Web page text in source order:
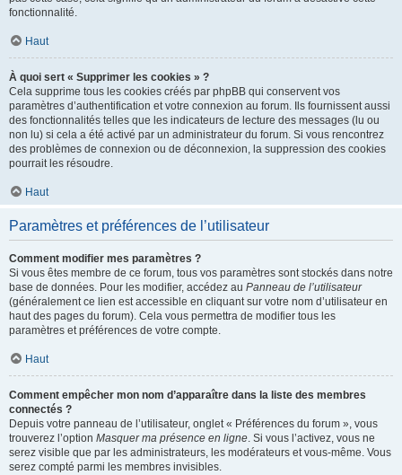
fonctionnalité.
Haut
À quoi sert « Supprimer les cookies » ?
Cela supprime tous les cookies créés par phpBB qui conservent vos
paramètres d’authentification et votre connexion au forum. Ils fournissent aussi
des fonctionnalités telles que les indicateurs de lecture des messages (lu ou
non lu) si cela a été activé par un administrateur du forum. Si vous rencontrez
des problèmes de connexion ou de déconnexion, la suppression des cookies
pourrait les résoudre.
Haut
Paramètres et préférences de l’utilisateur
Comment modifier mes paramètres ?
Si vous êtes membre de ce forum, tous vos paramètres sont stockés dans notre
base de données. Pour les modifier, accédez au Panneau de l’utilisateur
(généralement ce lien est accessible en cliquant sur votre nom d’utilisateur en
haut des pages du forum). Cela vous permettra de modifier tous les
paramètres et préférences de votre compte.
Haut
Comment empêcher mon nom d’apparaître dans la liste des membres
connectés ?
Depuis votre panneau de l’utilisateur, onglet « Préférences du forum », vous
trouverez l’option Masquer ma présence en ligne. Si vous l’activez, vous ne
serez visible que par les administrateurs, les modérateurs et vous-même. Vous
serez compté parmi les membres invisibles.